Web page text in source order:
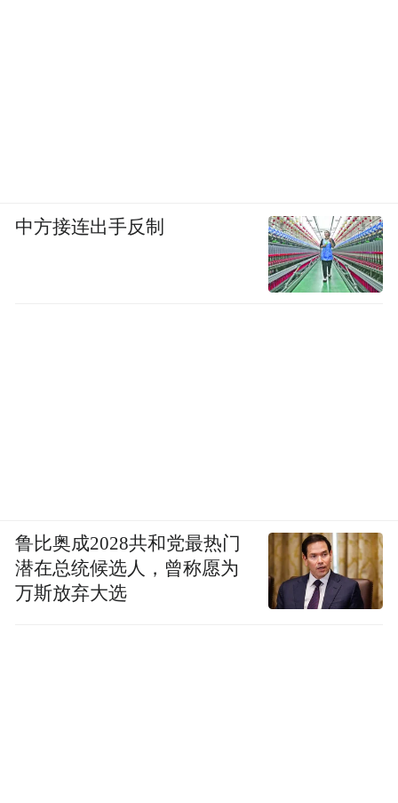
中方接连出手反制
鲁比奥成2028共和党最热门
潜在总统候选人，曾称愿为
万斯放弃大选